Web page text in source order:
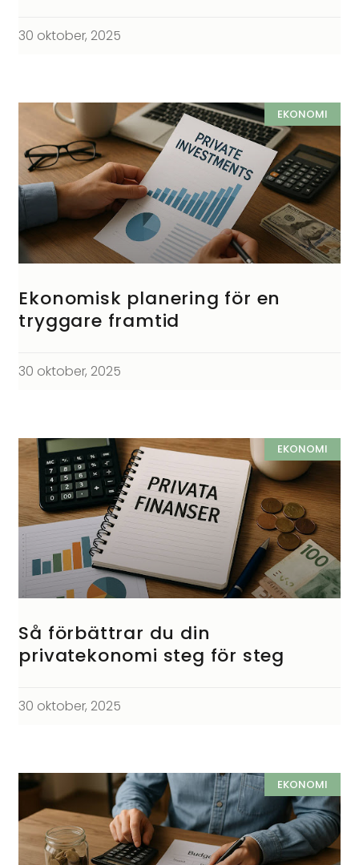
30 oktober, 2025
EKONOMI
Ekonomisk planering för en
tryggare framtid
30 oktober, 2025
EKONOMI
Så förbättrar du din
privatekonomi steg för steg
30 oktober, 2025
EKONOMI